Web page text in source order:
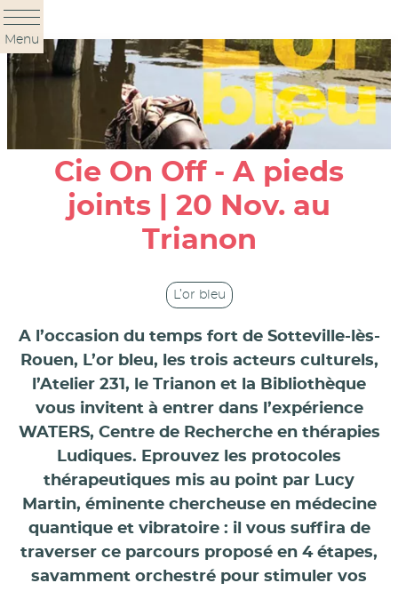
Panneau de gestion des cookies
Menu
Cie On Off - A pieds
joints | 20 Nov. au
Trianon
L’or bleu
A l’occasion du temps fort de Sotteville-lès-
Rouen, L’or bleu, les trois acteurs culturels,
l’Atelier 231, le Trianon et la Bibliothèque
vous invitent à entrer dans l’expérience
WATERS, Centre de Recherche en thérapies
Ludiques. Eprouvez les protocoles
thérapeutiques mis au point par Lucy
Martin, éminente chercheuse en médecine
quantique et vibratoire : il vous suffira de
traverser ce parcours proposé en 4 étapes,
savamment orchestré pour stimuler vos